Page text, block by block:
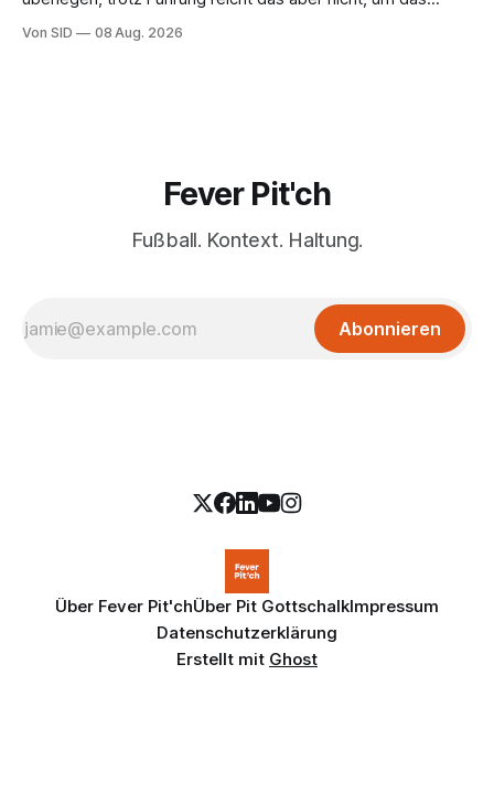
Von SID 08 Aug. 2026
Fever Pit'ch
Fußball. Kontext. Haltung.
Abonnieren
Über Fever Pit'chÜber Pit GottschalkImpressum
Datenschutzerklärung
Erstellt mit Ghost